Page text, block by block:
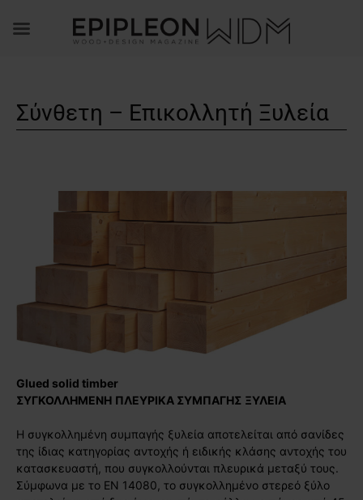
Σύνθετη – Επικολλητή Ξυλεία
Glued solid timber
ΣΥΓΚΟΛΛΗΜΕΝΗ ΠΛΕΥΡΙΚΑ ΣΥΜΠΑΓΗΣ ΞΥΛΕΙΑ
Η συγκολλημένη συμπαγής ξυλεία αποτελείται από σανίδες
της ίδιας κατηγορίας αντοχής ή ειδικής κλάσης αντοχής του
κατασκευαστή, που συγκολλούνται πλευρικά μεταξύ τους.
Σύμφωνα με το EN 14080, το συγκολλημένο στερεό ξύλο